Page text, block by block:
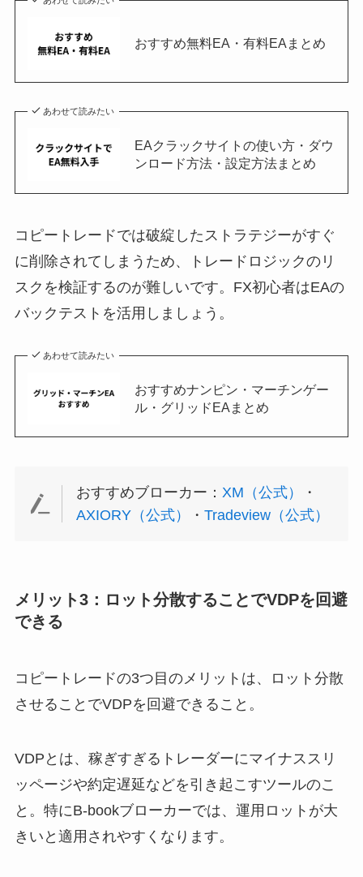
おすすめ無料EA・有料EAまとめ
あわせて読みたい
EAクラックサイトの使い方・ダウ
ンロード方法・設定方法まとめ
コピートレードでは破綻したストラテジーがすぐ
に削除されてしまうため、トレードロジックのリ
スクを検証するのが難しいです。FX初心者はEAの
バックテストを活用しましょう。
あわせて読みたい
おすすめナンピン・マーチンゲー
ル・グリッドEAまとめ
おすすめブローカー：XM（公式）
・
AXIORY（公式）
・Tradeview（公式）
メリット3：ロット分散することでVDPを回避
できる
コピートレードの3つ目のメリットは、ロット分散
させることでVDPを回避できること。
VDPとは、稼ぎすぎるトレーダーにマイナススリ
ッページや約定遅延などを引き起こすツールのこ
と。特にB-bookブローカーでは、運用ロットが大
きいと適用されやすくなります。